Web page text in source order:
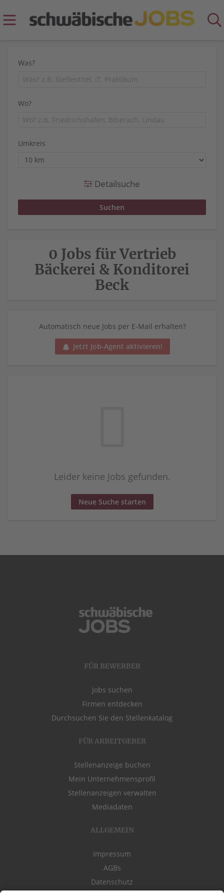
Was?
Wo?
Umkreis
Detailsuche
0 Jobs für Vertrieb
Bäckerei & Konditorei
Beck
Automatisch neue Jobs per E-Mail erhalten?
Jetzt Job-Agent aktivieren!
Leider keine Jobs gefunden.
Neue Suche starten
FÜR BEWERBER
Jobs suchen
Firmen entdecken
Durchsuchen Sie den Stellenkatalog
FÜR ARBEITGEBER
Stellenanzeige buchen
Mein Unternehmensprofil
Stellenanzeigen verwalten
Mediadaten
ALLGEMEIN
Impressum
AGBs
Datenschutz